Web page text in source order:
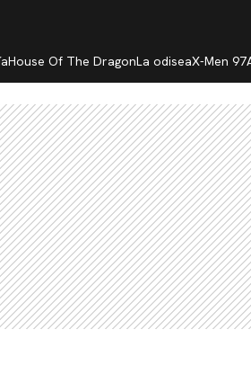
House Of The DragonLa odiseaX-Men 97